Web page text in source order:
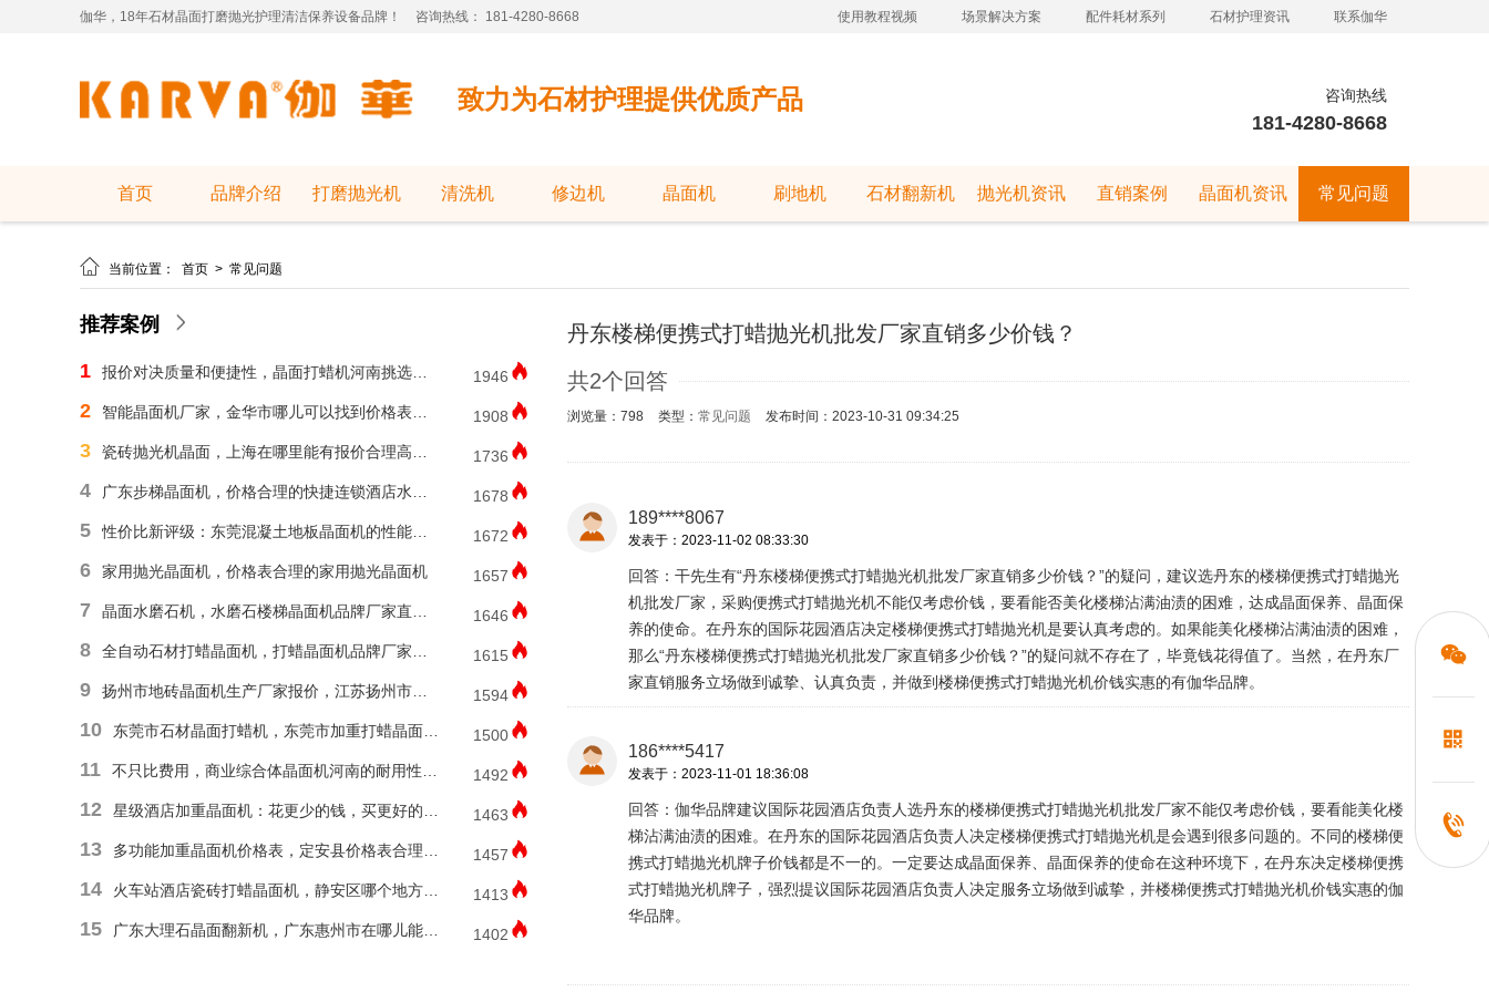
伽华，18年石材晶面打磨抛光护理清洁保养设备品牌！ 咨询热线： 181-4280-8668 使用教程视频 场景解决方案 配件耗材系列 石材护理资讯 联系伽华
致力为石材护理提供优质产品 咨询热线
181-4280-8668
首页 品牌介绍 打磨抛光机 清洗机 修边机 晶面机 刷地机 石材翻新机 抛光机资讯 直销案例 晶面机资讯 常见问题
 当前位置： 首页 > 常见问题
丹东楼梯便携式打蜡抛光机批发厂家直销多少价钱？
共2个回答
浏览量：798 类型： 常见问题 发布时间：2023-10-31 09:34:25
189****8067
发表于：2023-11-02 08:33:30
回答：干先生有“丹东楼梯便携式打蜡抛光机批发厂家直销多少价钱？”的疑问，建议选丹东的楼梯便携式打蜡抛光
机批发厂家，采购便携式打蜡抛光机不能仅考虑价钱，要看能否美化楼梯沾满油渍的困难，达成晶面保养、晶面保
养的使命。在丹东的国际花园酒店决定楼梯便携式打蜡抛光机是要认真考虑的。如果能美化楼梯沾满油渍的困难，
那么“丹东楼梯便携式打蜡抛光机批发厂家直销多少价钱？”的疑问就不存在了，毕竟钱花得值了。当然，在丹东厂
家直销服务立场做到诚挚、认真负责，并做到楼梯便携式打蜡抛光机价钱实惠的有伽华品牌。
186****5417
发表于：2023-11-01 18:36:08
回答：伽华品牌建议国际花园酒店负责人选丹东的楼梯便携式打蜡抛光机批发厂家不能仅考虑价钱，要看能美化楼
梯沾满油渍的困难。在丹东的国际花园酒店负责人决定楼梯便携式打蜡抛光机是会遇到很多问题的。不同的楼梯便
携式打蜡抛光机牌子价钱都是不一的。一定要达成晶面保养、晶面保养的使命在这种环境下，在丹东决定楼梯便携
式打蜡抛光机牌子，强烈提议国际花园酒店负责人决定服务立场做到诚挚，并楼梯便携式打蜡抛光机价钱实惠的伽
华品牌。
推荐案例
1 1946
2 1908
3 1736
4 1678
5 1672
6 家用抛光晶面机，价格表合理的家用抛光晶面机 1657
7 1646
8 1615
9 1594
10 1500
11 1492
12 1463
13 1457
14 1413
15 1402